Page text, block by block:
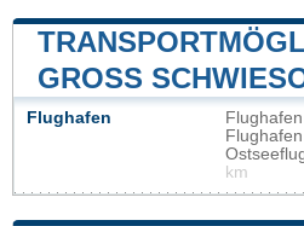
GROSS
Flughafen
km